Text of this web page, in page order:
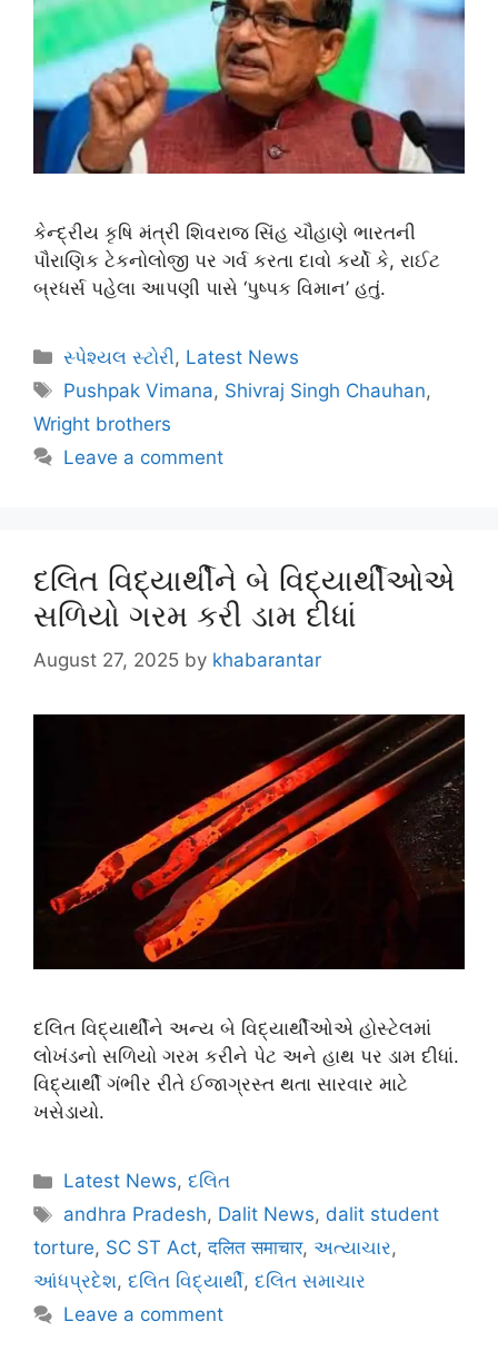
કેન્દ્રીય કૃષિ મંત્રી શિવરાજ સિંહ ચૌહાણે ભારતની
પૌરાણિક ટેકનોલોજી પર ગર્વ કરતા દાવો કર્યો કે, રાઈટ
બ્રધર્સ પહેલા આપણી પાસે ‘પુષ્પક વિમાન’ હતું.
સ્પેશ્યલ સ્ટોરી, Latest News
Pushpak Vimana, Shivraj Singh Chauhan,
Wright brothers
Leave a comment
દલિત વિદ્યાર્થીને બે વિદ્યાર્થીઓએ
સળિયો ગરમ કરી ડામ દીધાં
August 27, 2025 by khabarantar
દલિત વિદ્યાર્થીને અન્ય બે વિદ્યાર્થીઓએ હોસ્ટેલમાં
લોખંડનો સળિયો ગરમ કરીને પેટ અને હાથ પર ડામ દીધાં.
વિદ્યાર્થી ગંભીર રીતે ઈજાગ્રસ્ત થતા સારવાર માટે
ખસેડાયો.
Latest News,દલિત
andhra Pradesh, Dalit News, dalit student
torture, SC ST Act,दलित समाचार, અત્યાચાર,
આંધપ્રદેશ, દલિત વિદ્યાર્થી, દલિત સમાચાર
Leave a comment